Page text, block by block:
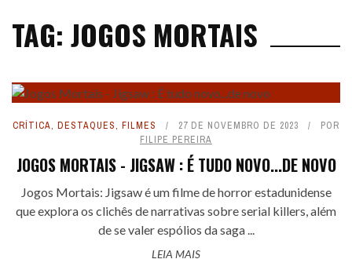
TAG: JOGOS MORTAIS
CRÍTICA, DESTAQUES, FILMES 27 DE NOVEMBRO DE 2023
POR
FILIPE PEREIRA
JOGOS MORTAIS - JIGSAW : É TUDO NOVO...DE NOVO
Jogos Mortais: Jigsaw é um filme de horror estadunidense
que explora os clichês de narrativas sobre serial killers, além
de se valer espólios da saga ...
LEIA MAIS